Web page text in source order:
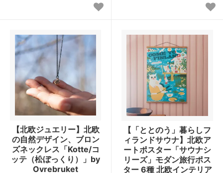
【北欧ジュエリー】北欧
の自然デザイン、ブロン
ズネックレス「Kotte/コ
ッテ（松ぼっくり）」by
Ovrebruket
【「ととのう」暮らしフ
ィランドサウナ】北欧ア
ートポスター「サウナシ
リーズ」モダン旅行ポス
ター 6種 北欧インテリア